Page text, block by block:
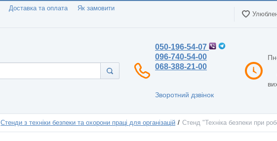
Доставка та оплата
Як замовити
050-196-54-07
096-740-54-00
068-388-21-00
Зворотний дзвінок
Стенди з техніки безпеки та охорони праці для організацій Стенд "Техніка безпеки при